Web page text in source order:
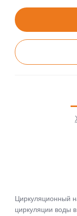
Циркуляционный
циркуляции воды